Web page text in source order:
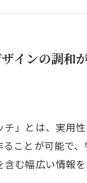
インの調和
」とは、実用
ことが可能で
む幅広い情報を